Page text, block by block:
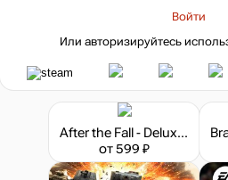
Войти
Или авторизируйтесь
After the Fall - Deluxe Edition
от 599 ₽